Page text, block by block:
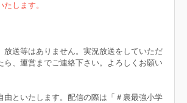
します。
放送等はありません。実況放送をしていただ
ら、運営までご連絡下さい。よろしくお願い
由といたします。配信の際は「＃裏最強小学